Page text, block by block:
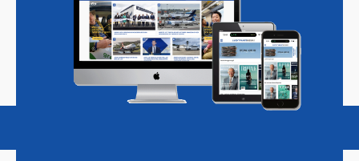
Magazine Podcasts Vacatures